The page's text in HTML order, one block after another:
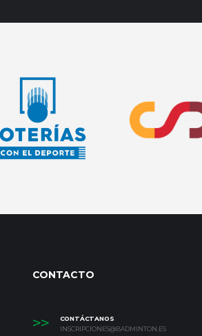
CONTACTO
>>
CONTÁCTANOS
INSCRIPCIONES@BADMINTON.ES